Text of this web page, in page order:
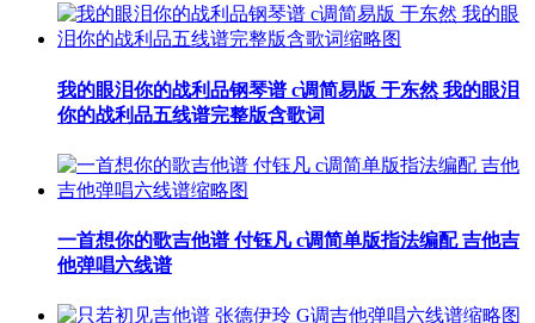
我的眼泪你的战利品钢琴谱 c调简易版 于东然 我的眼泪
你的战利品五线谱完整版含歌词
一首想你的歌吉他谱 付钰凡 c调简单版指法编配 吉他吉
他弹唱六线谱